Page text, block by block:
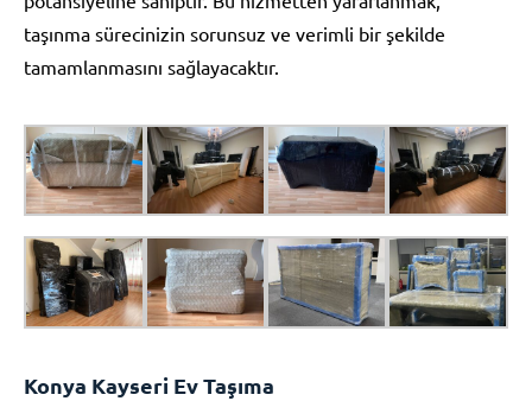
taşınma sürecinizin sorunsuz ve verimli bir şekilde
tamamlanmasını sağlayacaktır.
Konya Kayseri Ev Taşıma